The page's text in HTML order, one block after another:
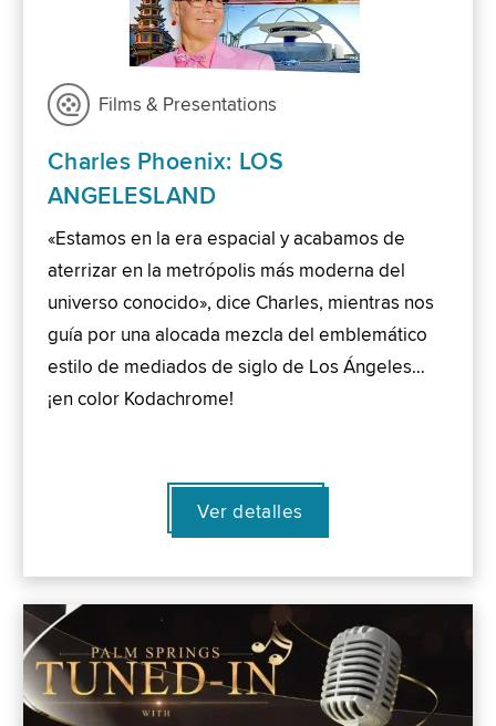
Films & Presentations
Charles Phoenix: LOS
ANGELESLAND
«Estamos en la era espacial y acabamos de
aterrizar en la metrópolis más moderna del
universo conocido», dice Charles, mientras nos
guía por una alocada mezcla del emblemático
estilo de mediados de siglo de Los Ángeles…
¡en color Kodachrome!
Ver detalles